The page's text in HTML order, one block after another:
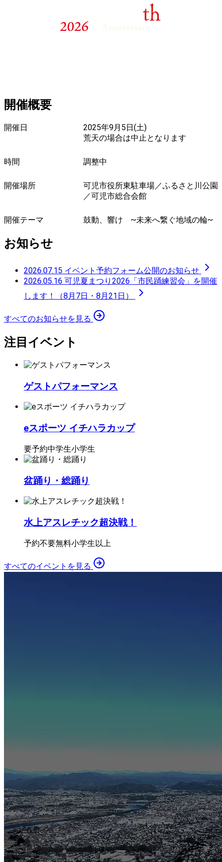
開催概要
開催日
2025年9月5日(土)
荒天の場合は中止となります
時間 調整中
開催場所
可児市役所東駐車場／ふるさと川公園
／可児市総合会館
開催テーマ 鼓動、響け ~未来へ繋ぐ地域の輪~
お知らせ
2026.07.15 イベント予約フォーム公開のお知らせ
2026.05.16 可児夏まつり2026「市民踊練習会」を開催
します！（8月7日・8月21日）
すべてのお知らせを見る
注目イベント
ゲストパフォーマンス
eスポーツ イチハラカップ
要予約中学生小学生
盆踊り・総踊り
水上アスレチック超決戦！
予約不要無料小学生以上
すべてのイベントを見る